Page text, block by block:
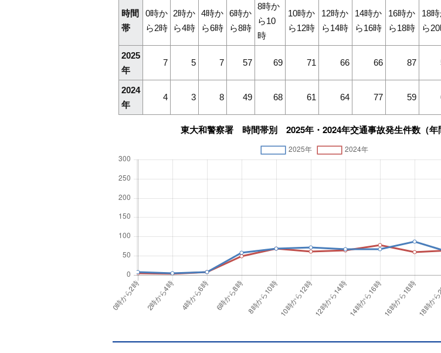
時間
帯
0時か
ら2時
2時か
ら4時
4時か
ら6時
6時か
ら8時
8時か
ら10
時
10時か
ら12時
12時か
ら14時
14時か
ら16時
16時か
ら18時
18
ら
2025
年
7 5 7 57 69 71 66 66 87
2024
年
4 3 8 49 68 61 64 77 59